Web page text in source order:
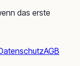
das erste
AGB